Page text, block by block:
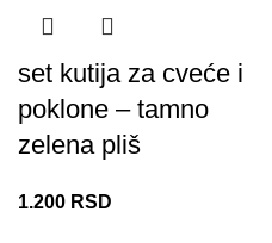
set kutija za cveće i
poklone – tamno
zelena pliš
1.200 RSD